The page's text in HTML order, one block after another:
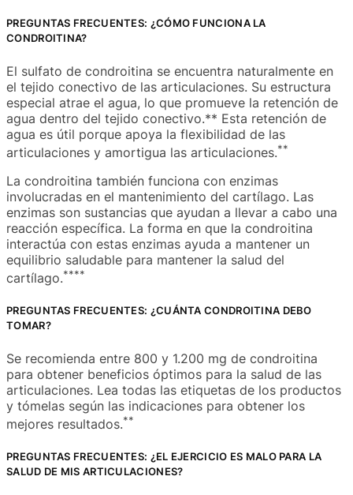
PREGUNTAS FRECUENTES: ¿CÓMO FUNCIONA LA
CONDROITINA?
El sulfato de condroitina se encuentra naturalmente en
el tejido conectivo de las articulaciones. Su estructura
especial atrae el agua, lo que promueve la retención de
agua dentro del tejido conectivo.** Esta retención de
agua es útil porque apoya la flexibilidad de las
articulaciones y amortigua las articulaciones.**
La condroitina también funciona con enzimas
involucradas en el mantenimiento del cartílago. Las
enzimas son sustancias que ayudan a llevar a cabo una
reacción específica. La forma en que la condroitina
interactúa con estas enzimas ayuda a mantener un
equilibrio saludable para mantener la salud del
cartílago.****
PREGUNTAS FRECUENTES: ¿CUÁNTA CONDROITINA DEBO
TOMAR?
Se recomienda entre 800 y 1.200 mg de condroitina
para obtener beneficios óptimos para la salud de las
articulaciones. Lea todas las etiquetas de los productos
y tómelas según las indicaciones para obtener los
mejores resultados.**
PREGUNTAS FRECUENTES: ¿EL EJERCICIO ES MALO PARA LA
SALUD DE MIS ARTICULACIONES?